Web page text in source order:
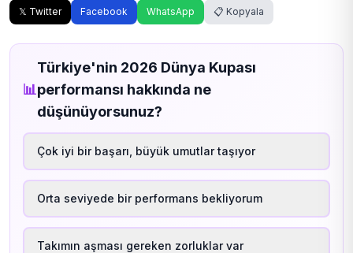
𝕏 Twitter Facebook WhatsApp 📋 Kopyala
📊
Türkiye'nin 2026 Dünya Kupası
performansı hakkında ne
düşünüyorsunuz?
Çok iyi bir başarı, büyük umutlar taşıyor
Orta seviyede bir performans bekliyorum
Takımın aşması gereken zorluklar var